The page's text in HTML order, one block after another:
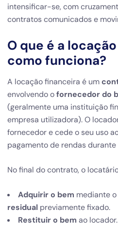
intensificar-se, com
contratos comunicados e
O que é a
como funciona?
A locação financeira é um
envolvendo ofornecedor do
(geralmente uma instituição
empresa utilizadora). O
fornecedor e cede o seu uso
pagamento de rendas
No final do contrato, o
Adquirir o bem mediante
residual previamente fixado.
Restituir o bem ao locador.